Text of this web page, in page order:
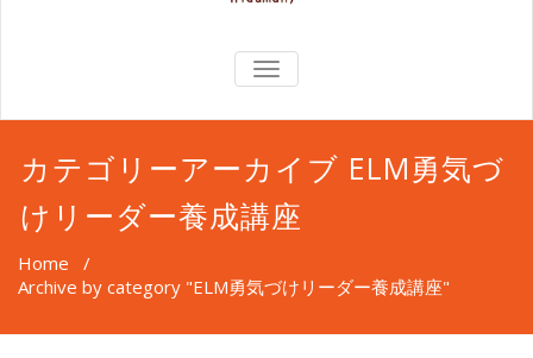
TOGGLE
NAVIGATION
カテゴリーアーカイブ ELM勇気づ
けリーダー養成講座
Home /
Archive by category "ELM勇気づけリーダー養成講座"